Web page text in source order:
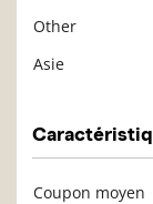
Other
Asie
Coupon moyen